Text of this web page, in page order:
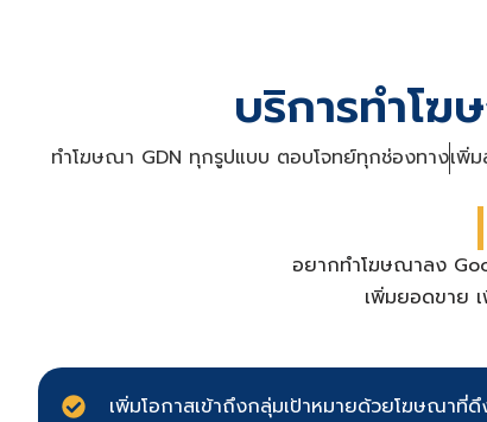
บริการทำโฆ
ทำโฆษณา GDN ทุกรูปแบบ ตอบโจทย์ทุกช่องทางเพิ่
อยากทำโฆษณาลง
เพิ่มยอดขาย
เพิ่มโอกาสเข้าถึงกลุ่มเป้าหมายด้วยโฆษณาที่